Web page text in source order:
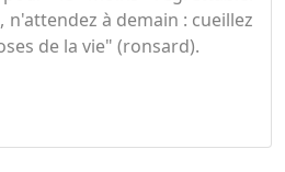
n'attendez à demain : cueillez
de la vie" (ronsard).